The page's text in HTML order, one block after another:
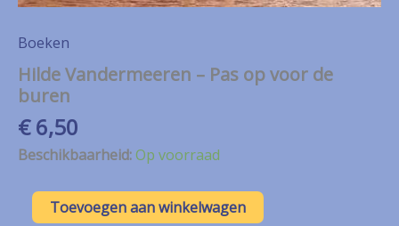
Boeken
Hilde Vandermeeren – Pas op voor de
buren
€6,50
Beschikbaarheid:Op voorraad
Hilde
Vandermeeren
Toevoegen aan winkelwagen